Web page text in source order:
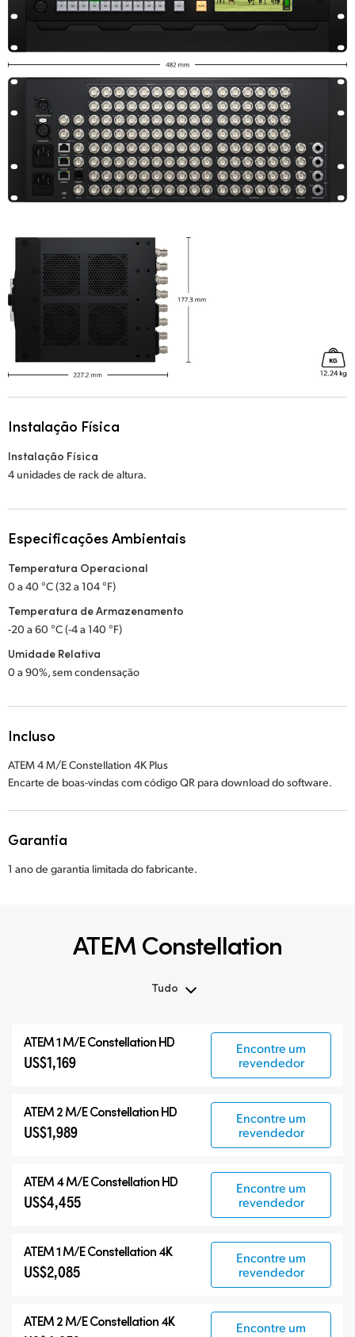
Instalação Física
Instalação Física
4 unidades de rack de altura.
Especificações Ambientais
Temperatura Operacional
0 a 40 °C (32 a 104 °F)
Temperatura de Armazenamento
-20 a 60 °C (-4 a 140 °F)
Umidade Relativa
0 a 90%, sem condensação
Incluso
ATEM 4 M/E Constellation 4K Plus
Encarte de boas-vindas com código QR para download do software.
Garantia
1 ano de garantia limitada do fabricante.
ATEM Constellation
Tudo
ATEM Advanced Panels
Produtos Compatíveis
ATEM 1 M/E Constellation HD
US$1,169
Encontre um
revendedor
ATEM 2 M/E Constellation HD
US$1,989
Encontre um
revendedor
ATEM 4 M/E Constellation HD
US$4,455
Encontre um
revendedor
ATEM 1 M/E Constellation 4K
US$2,085
Encontre um
revendedor
ATEM 2 M/E Constellation 4K
Encontre um